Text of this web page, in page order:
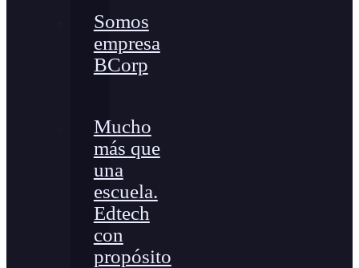
Somos
empresa
BCorp
Mucho
más que
una
escuela.
Edtech
con
propósito